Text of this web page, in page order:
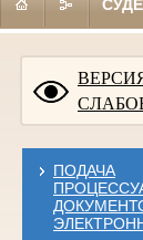
ПОДАЧА